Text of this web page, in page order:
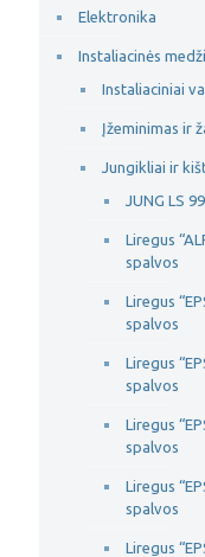
Elektronika
Instaliacinės
Instaliaciniai
Įžeminimas ir
Jungikliai ir
JUNG LS
Liregus
spalvos
Liregus
spalvos
Liregus
spalvos
Liregus
spalvos
Liregus
spalvos
Liregus